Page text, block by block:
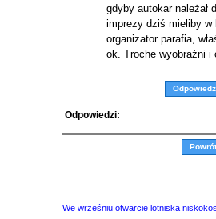
gdyby autokar należał
imprezy dziś mieliby w
organizator parafia,
ok. Troche wyobrażni i
Odpowiedz
Odpowiedzi:
We wrześniu otwarcie lotniska